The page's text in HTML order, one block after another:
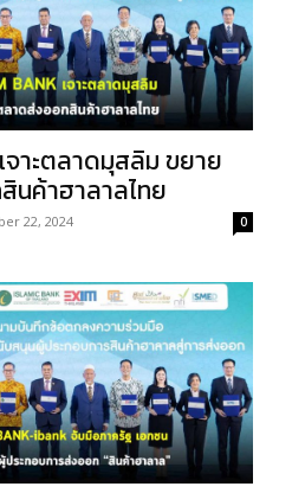
จาะตลาดมุสลิม ขยาย
นค้าฮาลาลไทย
22, 2024 0